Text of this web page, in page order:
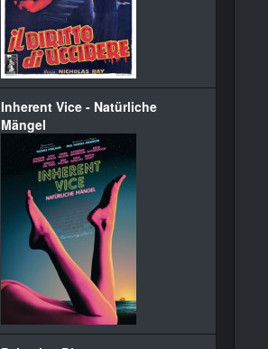
Inherent Vice - Natürliche
Mängel